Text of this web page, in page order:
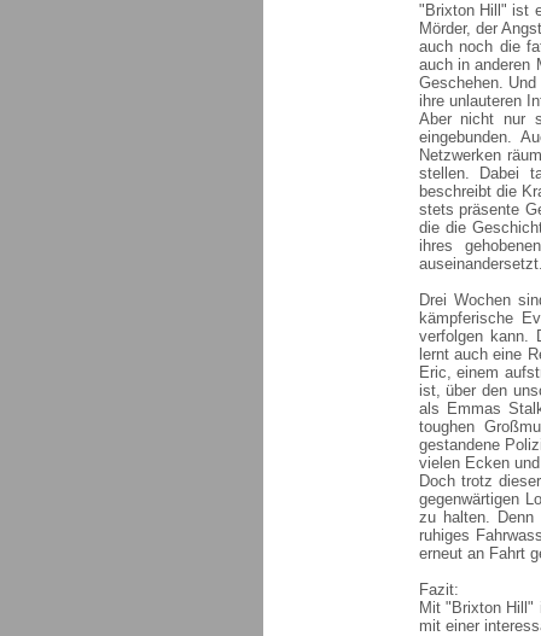
"Brixton Hill" ist
Mörder, der
auch noch die
auch in anderen
Geschehen.
ihre unlauteren
Aber nicht nur
eingebunden.
Netzwerken
stellen. Dabei
beschreibt die
stets präsente
die die
ihres
Drei Wochen
kämpferische
verfolgen kann.
lernt auch eine
Eric, einem
ist, über den
als Emmas
toughen
gestandene
vielen Ecken
Doch trotz
gegenwärtigen
zu halten. Denn
ruhiges
erneut an Fahrt
Fazit:
Mit "Brixton Hill"
mit einer